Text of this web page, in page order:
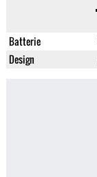
Batterie
Design